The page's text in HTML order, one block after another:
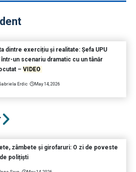
dintre exercițiu și realitate: Șefa UPU
un scenariu dramatic cu un tânăr
– VIDEO
Erdic May 14, 2026
zâmbete și girofaruri: O zi de poveste
polițiști